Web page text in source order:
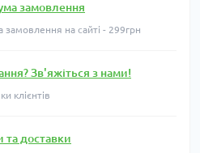
замовлення
замовлення на сайті - 299грн
Зв'яжіться з нами!
клієнтів
та доставки